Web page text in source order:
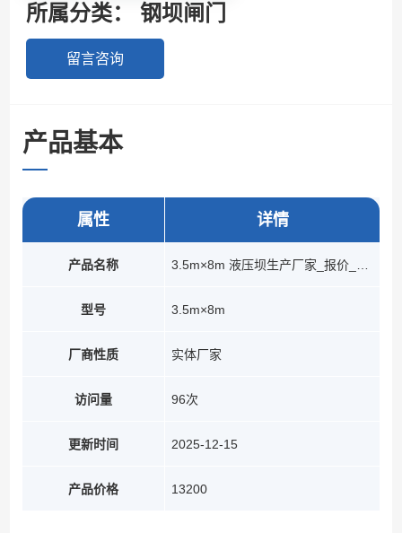
所属分类：钢坝闸门
留言咨询
产品基本
参数
属性
产品名称
型号
厂商性质
访问量
更新时间
产品价格
详情
3.5m×8m
实体厂家
96次
2025-12-15
13200